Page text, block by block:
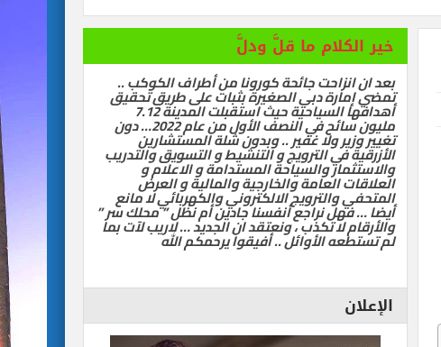
خير الكلام ما قلَّ ودلَّ
بعد ان انزاحت جائحة كورونا من أطراف الكوكب ..
تمضي إمارة دبي الصغيرة بثبات على طريق تحقيق
أهدافها السياحية حيث استقبلت المدينة 7.12
مليون سائح في النصف الأول من عام 2022… دون
تغيير وزير ولا غفير .. وبدون شلة المستشارين
الأزرقية في الترويج و التنشيط و التسويق والتدريب
والاستثمار والسياحة المستدامة و الاعلام و
العلاقات العامة والخارجية والمالية و العرض
المتحفي والترويج الالكتروني والكهربائي لا مانع
أيضا … فهل نراجع أنفسنا جادين أم نظل ” محلك سر ”
والأرقام لا تكذب ، ونعتقد ان الجديد … لاريب لآت بما
لم تستطعه الأوائل .. أفيقوا يرحمكم الله
الإعلان